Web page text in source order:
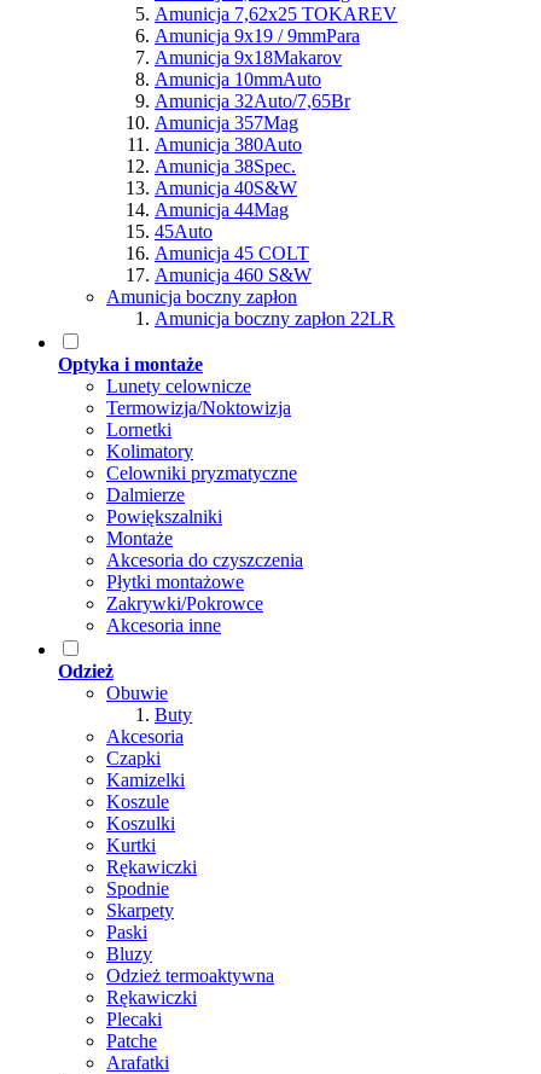
Amunicja 7,62x25 TOKAREV
Amunicja 9x19 / 9mmPara
Amunicja 9x18Makarov
Amunicja 10mmAuto
Amunicja 32Auto/7,65Br
Amunicja 357Mag
Amunicja 380Auto
Amunicja 38Spec.
Amunicja 40S&W
Amunicja 44Mag
45Auto
Amunicja 45 COLT
Amunicja 460 S&W
Amunicja boczny zapłon
Amunicja boczny zapłon 22LR
Optyka i montaże
Lunety celownicze
Termowizja/Noktowizja
Lornetki
Kolimatory
Celowniki pryzmatyczne
Dalmierze
Powiększalniki
Montaże
Akcesoria do czyszczenia
Płytki montażowe
Zakrywki/Pokrowce
Akcesoria inne
Odzież
Obuwie
Buty
Akcesoria
Czapki
Kamizelki
Koszule
Koszulki
Kurtki
Rękawiczki
Spodnie
Skarpety
Paski
Bluzy
Odzież termoaktywna
Rękawiczki
Plecaki
Patche
Arafatki